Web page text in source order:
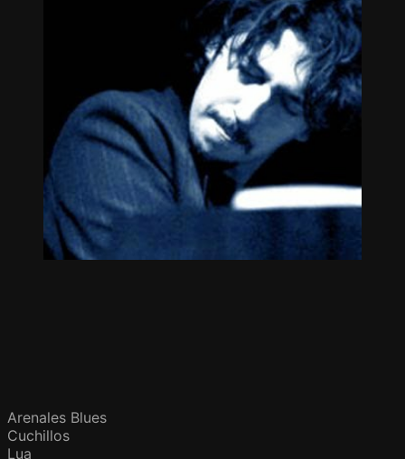
Arenales Blues
Cuchillos
Lua